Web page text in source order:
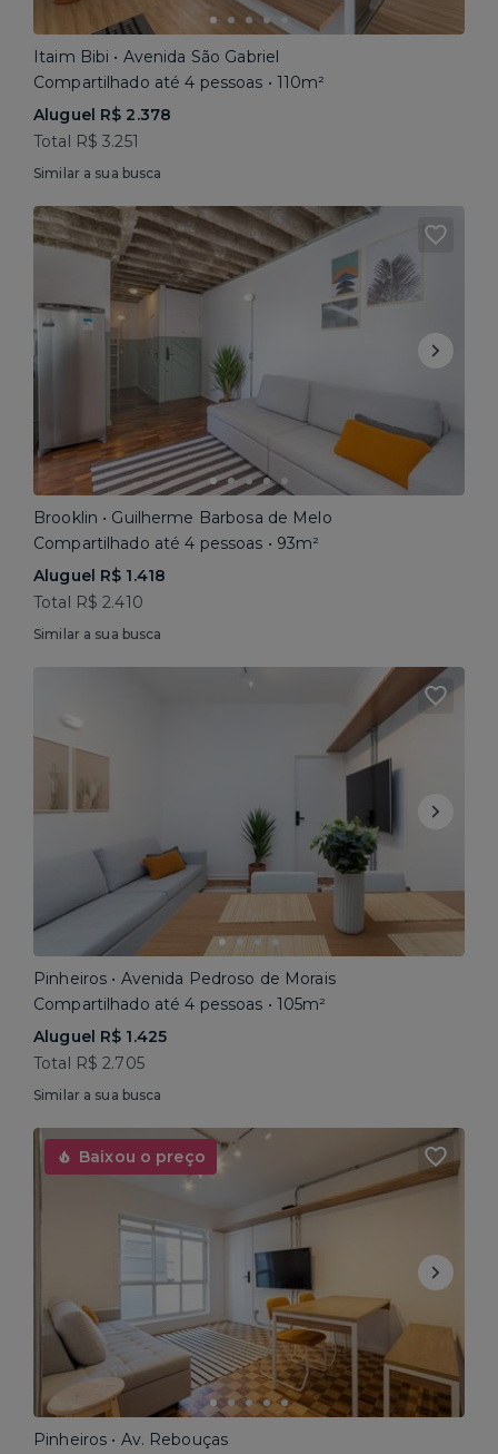
Itaim Bibi • Avenida São Gabriel
Compartilhado até 4 pessoas • 110m²
Aluguel R$ 2.378
Total R$ 3.251
Similar a sua busca
Brooklin • Guilherme Barbosa de Melo
Compartilhado até 4 pessoas • 93m²
Aluguel R$ 1.418
Total R$ 2.410
Similar a sua busca
Pinheiros • Avenida Pedroso de Morais
Compartilhado até 4 pessoas • 105m²
Aluguel R$ 1.425
Total R$ 2.705
Similar a sua busca
Baixou o preço
Pinheiros • Av. Rebouças